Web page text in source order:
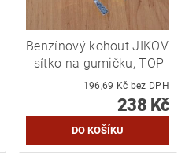
Benzínový kohout JIKOV
- sítko na gumičku, TOP
196,69 Kč bez DPH
238 Kč